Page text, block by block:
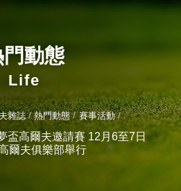
動態
Life
雜誌 熱門動態 賽事活動
盃高爾夫邀請賽 12月6至7日
爾夫俱樂部舉行